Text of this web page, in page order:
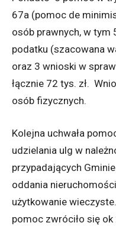
67a (pomoc de
osób prawnych, w tym
podatku (szacowana
oraz 3 wnioski w
łącznie 72 tys. zł.
osób fizycznych.
Kolejna uchwała
udzielania ulg w
przypadających
oddania
użytkowanie
pomoc zwróciło się